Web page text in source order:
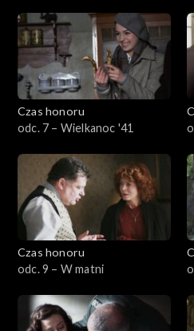
Czas honoru
odc. 7 – Wielkanoc '41
Czas honoru
odc. 9 – W matni